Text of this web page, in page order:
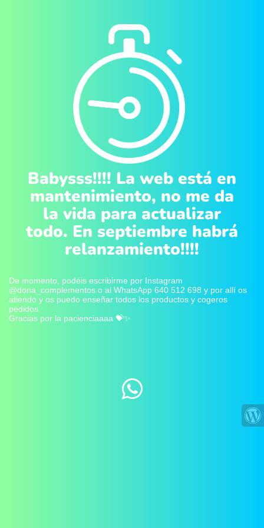
Babysss!!!! La web está en
mantenimiento, no me da
la vida para actualizar
todo. En septiembre habrá
relanzamiento!!!!
De momento, podéis escribirme por Instagram
@dona_complementos o al WhatsApp 640 512 698 y por allí os
atiendo y os puedo enseñar todos los productos y cogeros
pedidos.
Gracias por la pacienciaaaa 💝✨